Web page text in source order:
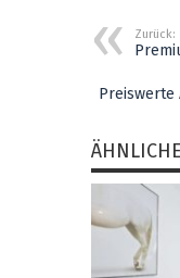
Zurück:
Preiswerte